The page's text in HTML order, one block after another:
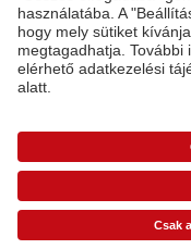
Szolgáltatásainkkal vagy
*Az árak ajánlott fogyasztói
szállítási költséget (üzletben